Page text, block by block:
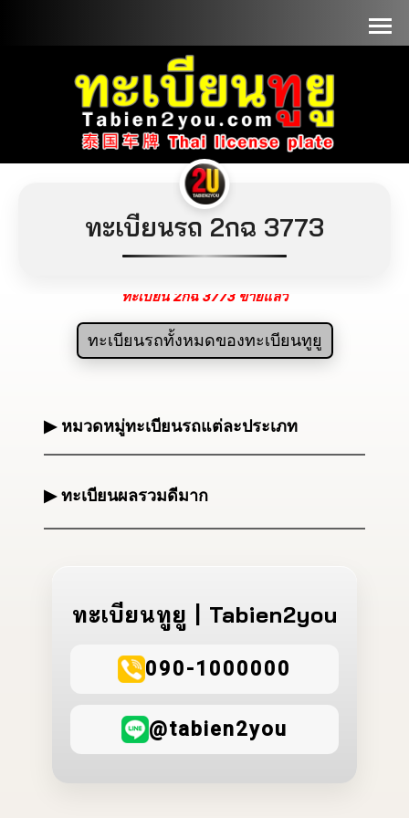
ทะเบียนรถ 2กฉ 3773
ทะเบียน 2กฉ 3773 ขายแล้ว
▶ หมวดหมู่ทะเบียนรถแต่ละประเภท
▶ ทะเบียนผลรวมดีมาก
ทะเบียนทูยู | Tabien2you
090-1000000
@tabien2you